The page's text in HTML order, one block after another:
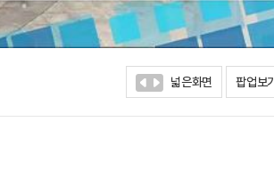
넓은화면 팝업보기